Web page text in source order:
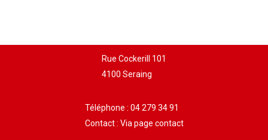
Rue Cockerill 101
4100 Seraing
Téléphone : 04 279 34 91
Contact : Via page contact